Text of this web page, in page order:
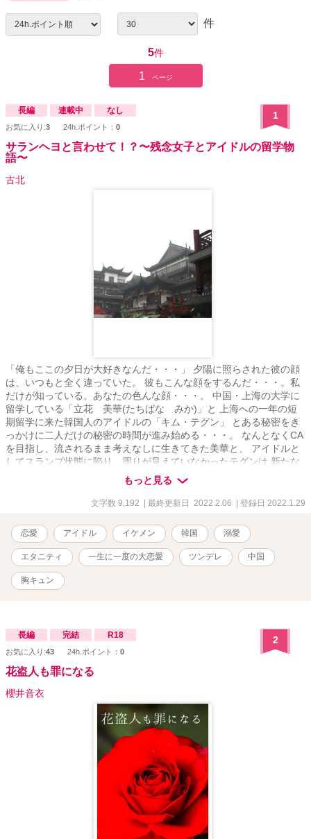
件
5件
1 ページ
長編 連載中 なし
お気に入り:3 24h.ポイント： 0
1
サランヘヨと言わせて！？〜残念女子とアイドルの留学物
語〜
古北
「俺もここの夕日が大好きなんだ・・・」 夕陽に照らされた彼の顔
は、いつもと全く違っていた。 彼もこんな顔をするんだ・・・。私
だけが知っている。あなたの色んな顔・・・。 中国・上海の大学に
留学している「立花 美華(たちばな みか)」と 上海への一年の短
期留学に来た韓国人のアイドルの「キム・テグン」 とある秘密をき
っかけに二人だけの秘密の時間が進み始める・・・。 なんとなくCA
を目指し、流されるまま考えなしに生きてきた美華と、 アイドルと
してスランプ状態に陥り、周りが見えていなかったテグンは 新たな
文化や価値観に触れることで、お互い荒探しばかりだった誤った考
え方を改めていく。 「違いの美しくしさ」を尊重し合いながら刺激
し合い共に成長していく一年間のワールドワイドラブストーリー。
もっと見る
文字数 9,192 | 最終更新日 2022.2.06 | 登録日 2022.1.29
恋愛 アイドル イケメン 韓国 溺愛
エタニティ 一生に一度の大恋愛 ツンデレ 中国
胸キュン
長編 完結 R18
お気に入り:43 24h.ポイント： 0
2
花盗人も罪になる
櫻井音衣